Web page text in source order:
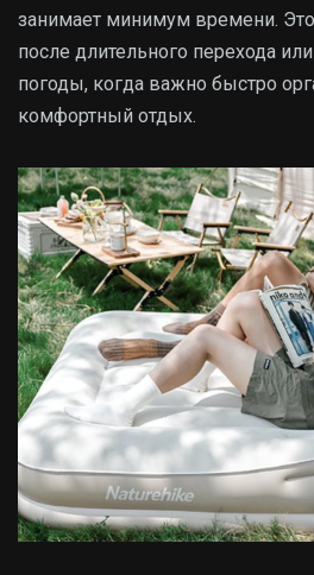
занимает минимум времени.
после длительного перехода
погоды, когда важно быстро
комфортный отдых.